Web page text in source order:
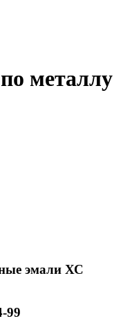
металлу
эмали ХС
99